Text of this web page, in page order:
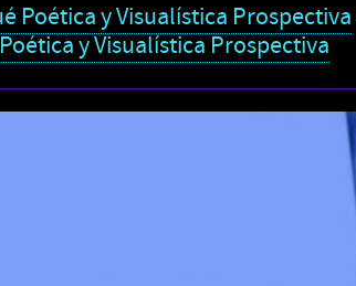
Poética y Visualística Prospectiva
y Visualística Prospectiva